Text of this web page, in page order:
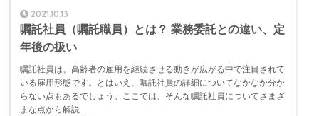
2021.10.13
嘱託社員（嘱託職員）とは？ 業務委託との違い、定
年後の扱い
嘱託社員は、高齢者の雇用を継続させる動きが広がる中で注目されて
いる雇用形態です。とはいえ、嘱託社員の詳細についてなかなか分か
らない点もあるでしょう。ここでは、そんな嘱託社員についてさまざ
まな点から解説...